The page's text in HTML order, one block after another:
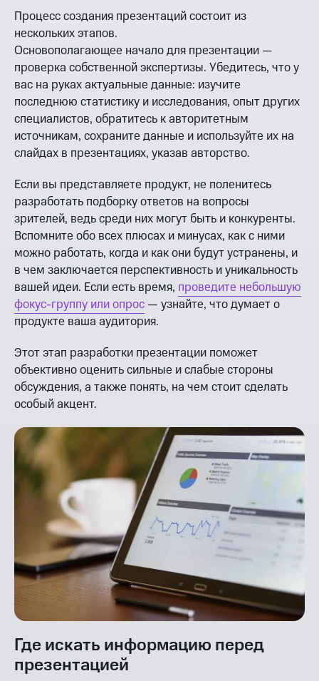
Процесс создания презентаций состоит из
нескольких этапов.
Основополагающее начало для презентации —
проверка собственной экспертизы. Убедитесь, что у
вас на руках актуальные данные: изучите
последнюю статистику и исследования, опыт других
специалистов, обратитесь к авторитетным
источникам, сохраните данные и используйте их на
слайдах в презентациях, указав авторство.
Если вы представляете продукт, не поленитесь
разработать подборку ответов на вопросы
зрителей, ведь среди них могут быть и конкуренты.
Вспомните обо всех плюсах и минусах, как с ними
можно работать, когда и как они будут устранены, и
в чем заключается перспективность и уникальность
вашей идеи. Если есть время, проведите небольшую
фокус-группу или опрос — узнайте, что думает о
продукте ваша аудитория.
Этот этап разработки презентации поможет
объективно оценить сильные и слабые стороны
обсуждения, а также понять, на чем стоит сделать
особый акцент.
Где искать информацию перед
презентацией